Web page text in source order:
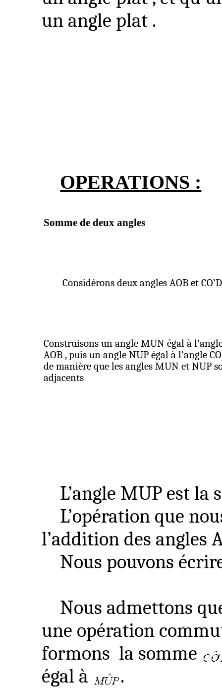
un angle plat .
OPERATIONS :
Somme de deux angles
Considérons deux angles AOB et CO’D
Construisons un angle MUN égal à
AOB ,puis un angle NUP égal à l’angle
de manière que les angles MUN et NUP
adjacents
L’angle MUP est la
L’opération que
l’addition des angles
Nous pouvons
Nous admettons
une opération
formons la somme
égal à
.